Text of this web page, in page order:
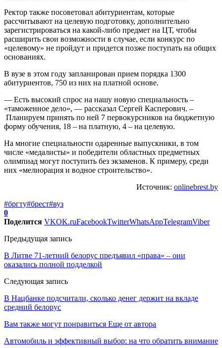
Ректор также посоветовал абитуриентам, которые
рассчитывают на целевую подготовку, дополнительно
зарегистрироваться на какой-либо предмет на ЦТ, чтобы
расширить свои возможности в случае, если конкурс по
«целевому» не пройдут и придется позже поступать на общих
основаниях.
В вузе в этом году запланирован прием порядка 1300
абитуриентов, 750 из них на платной основе.
— Есть высокий спрос на нашу новую специальность –
«таможенное дело», — рассказал Сергей Касперович. –
Планируем принять по ней 7 первокурсников на бюджетную
форму обучения, 18 – на платную, 4 – на целевую.
На многие специальности одаренные выпускники, в том
числе «медалисты» и победители областных предметных
олимпиад могут поступить без экзаменов. К примеру, среди
них «мелиорация и водное строительство».
Источник: onlinebrest.by
#бргту#брест#вуз
0
Поделится VKOK.ruFacebookTwitterWhatsAppTelegramViber
Предыдущая запись
В Литве 71-летний белорус предъявил «права» – они
оказались полной подделкой
Следующая запись
В Нацбанке подсчитали, сколько денег держит на вкладе
средний белорус
Вам также могут понравиться Еще от автора
Автомобиль и эффективный выбор: на что обратить внимание